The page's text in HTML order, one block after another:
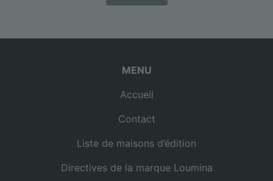
MENU
Accueil
Contact
Liste de maisons d’édition
Directives de la marque Loumina